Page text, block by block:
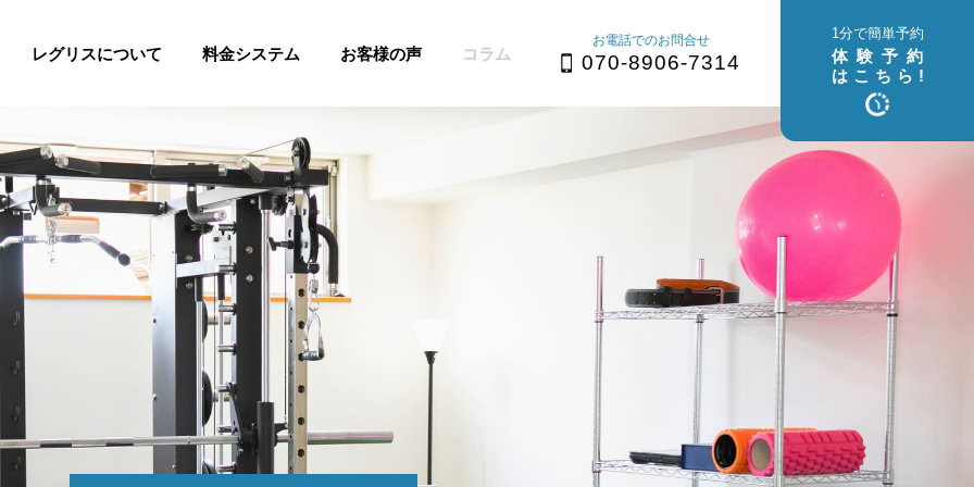
レグリスについて 料金システム お客様の声 コラム
お電話でのお問合せ
070-8906-7314
1分で簡単予約
体験予約
はこちら!